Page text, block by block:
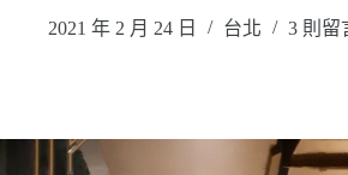
2021 年 2 月 24 日 台北 3 則留